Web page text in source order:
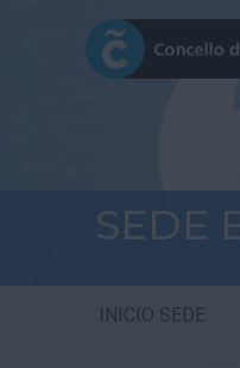
SEDE
INICIO SEDE